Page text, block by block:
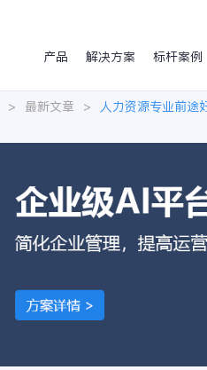
产品
解决方案 标杆案例
> 最新文章 > 人力资源专业前途